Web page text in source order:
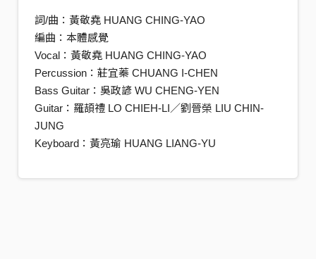
詞/曲：黃敬堯 HUANG CHING-YAO
編曲：本體感覺
Vocal：黃敬堯 HUANG CHING-YAO
Percussion：莊宜蓁 CHUANG I-CHEN
Bass Guitar：吳政諺 WU CHENG-YEN
Guitar：羅頡禮 LO CHIEH-LI／劉晉榮 LIU CHIN-
JUNG
Keyboard：黃亮瑜 HUANG LIANG-YU